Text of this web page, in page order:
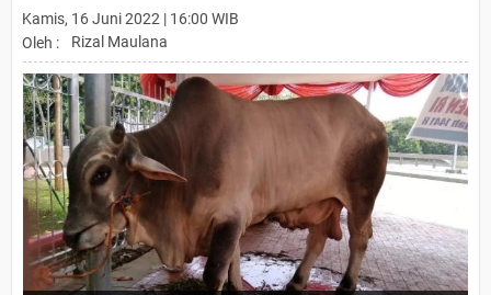
Kamis, 16 Juni 2022 | 16:00 WIB
Oleh :
Rizal Maulana